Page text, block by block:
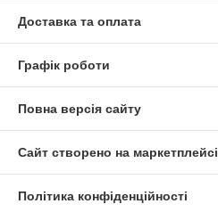
Доставка та оплата
Графік роботи
Повна версія сайту
Сайт створено на маркетплейсі
Політика конфіденційності